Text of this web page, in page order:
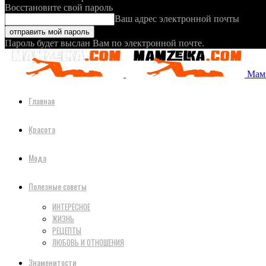
Восстановите свой пароль
Ваш адрес электронной почты
Пароль будет выслан Вам по электронной почте.
Главная
Красота
Мода
Полезные советы
ИНТЕРЕСНОЕ
ЖИЗНЬ
РЕЦЕПТЫ
ЛЮБОВЬ И ОТНОШЕНИЯ
Знаменитости